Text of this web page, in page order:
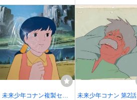
未来少年コナン複製セル
未来少年コナン 第2話